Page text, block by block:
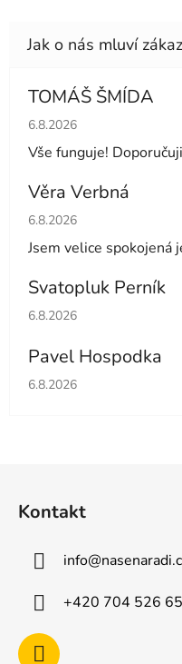
TOMÁŠ ŠMÍDA
Hodnocení obchodu je 5
6.8.2026
Vše funguje!
Věra Verbná
Hodnocení obchodu je 5
6.8.2026
Jsem velice spokojená
Svatopluk Perník
Hodnocení obchodu je 5
6.8.2026
Pavel Hospodka
Hodnocení obchodu je 5
6.8.2026
Kontakt
info@
+420 704 526